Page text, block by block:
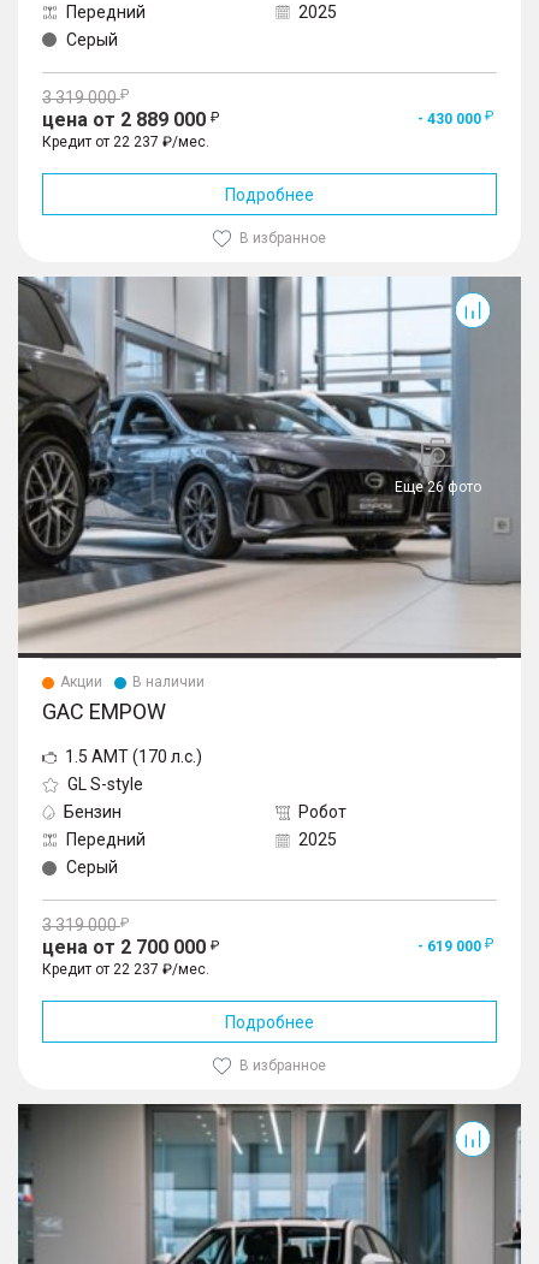
Передний
2025
Серый
3 319 000
цена от 2 889 000
- 430 000
Кредит от 22 237 ₽/мес.
Подробнее
В избранное
Еще 26 фото
Empow
Акции В наличии
GAC EMPOW
1.5 AMT (170 л.с.)
GL S-style
Бензин
Робот
Передний
2025
Серый
3 319 000
цена от 2 700 000
- 619 000
Кредит от 22 237 ₽/мес.
Подробнее
В избранное